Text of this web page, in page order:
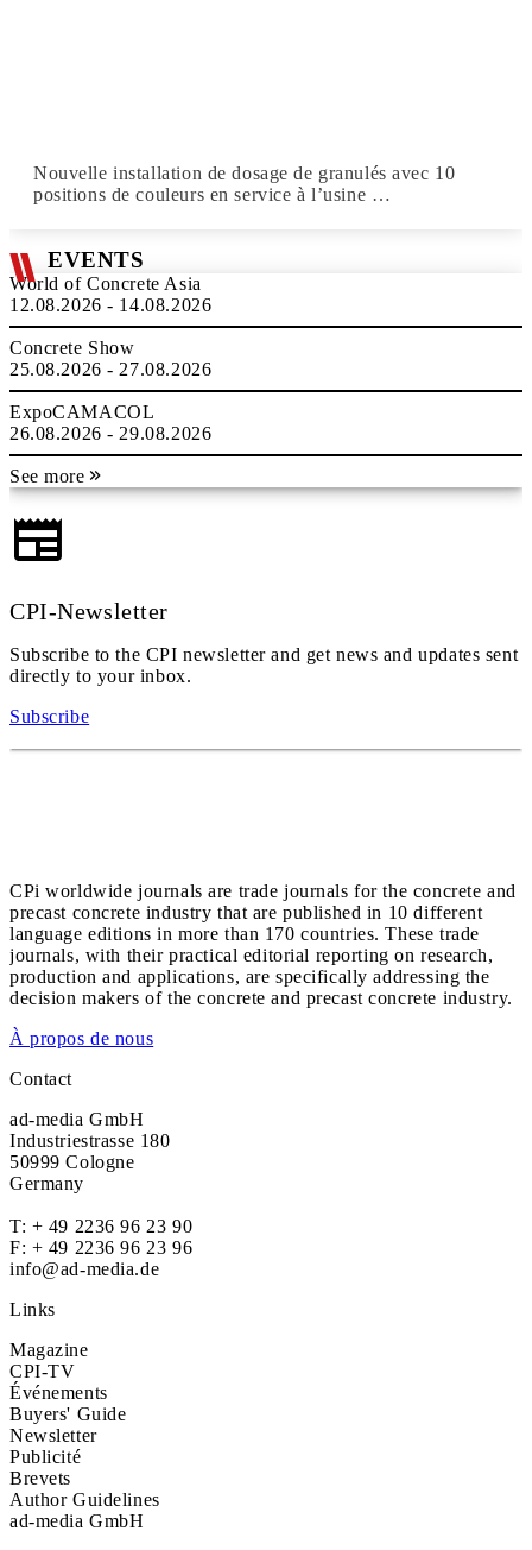
Nouvelle installation de dosage de granulés avec 10
positions de couleurs en service à l’usine …
EVENTS
World of Concrete Asia
12.08.2026 - 14.08.2026
Concrete Show
25.08.2026 - 27.08.2026
ExpoCAMACOL
26.08.2026 - 29.08.2026
See more
CPI-Newsletter
Subscribe to the CPI newsletter and get news and updates sent
directly to your inbox.
Subscribe
CPi worldwide journals are trade journals for the concrete and
precast concrete industry that are published in 10 different
language editions in more than 170 countries. These trade
journals, with their practical editorial reporting on research,
production and applications, are specifically addressing the
decision makers of the concrete and precast concrete industry.
À propos de nous
Contact
ad-media GmbH
Industriestrasse 180
50999 Cologne
Germany
T: + 49 2236 96 23 90
F: + 49 2236 96 23 96
info@ad-media.de
Links
Magazine
CPI-TV
Événements
Buyers' Guide
Newsletter
Publicité
Brevets
Author Guidelines
ad-media GmbH